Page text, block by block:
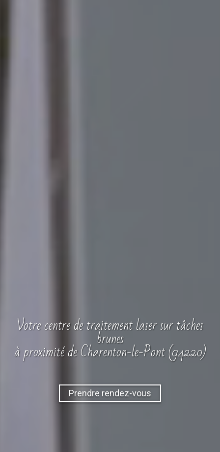
Votrecentrede traitement laser sur tâches
brunes
à proximité de Charenton-le-Pont (94220)
Prendre rendez-vous